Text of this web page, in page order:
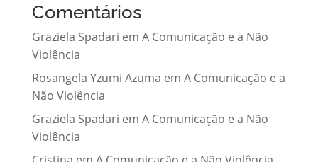
Comentários
Graziela Spadari em A Comunicação e a Não
Violência
Rosangela Yzumi Azuma em A Comunicação e a
Não Violência
Graziela Spadari em A Comunicação e a Não
Violência